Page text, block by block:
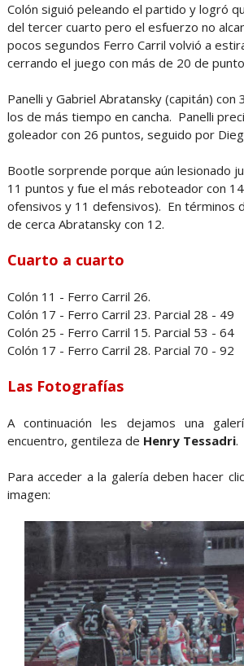
Colón siguió peleando el partido y logró
del tercer cuarto pero el esfuerzo no
pocos segundos Ferro Carril volvió a
cerrando el juego con más de 20 de
Panelli y Gabriel Abratansky (capitán) con
los de más tiempo en cancha. Panelli
goleador con 26 puntos, seguido por
Bootle sorprende porque aún lesionado
11 puntos y fue el más reboteador con
ofensivos y 11 defensivos). En términos
de cerca Abratansky con 12.
Cuarto a cuarto
Colón 11 - Ferro Carril 26.
Colón 17 - Ferro Carril 23. Parcial 28 - 49
Colón 25 - Ferro Carril 15. Parcial 53 - 64
Colón 17 - Ferro Carril 28. Parcial 70 - 92
Las Fotografías
A continuación les dejamos una
encuentro, gentileza de Henry Tessadri.
Para acceder a la galería deben hacer
imagen: